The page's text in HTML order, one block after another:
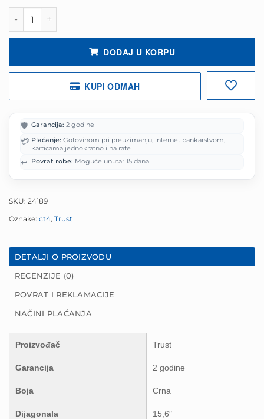
Trust Atlanta Torba za laptop 15.6" ECO količina
DODAJ U KORPU
KUPI ODMAH
🛡️ Garancija: 2 godine
💳 Plaćanje: Gotovinom pri preuzimanju, internet bankarstvom,
karticama jednokratno i na rate
↩️ Povrat robe: Moguće unutar 15 dana
SKU: 24189
Oznake: ct4, Trust
DETALJI O PROIZVODU
RECENZIJE (0)
POVRAT I REKLAMACIJE
NAČINI PLAĆANJA
Proizvođač Trust
Garancija 2 godine
Boja Crna
Dijagonala 15,6″